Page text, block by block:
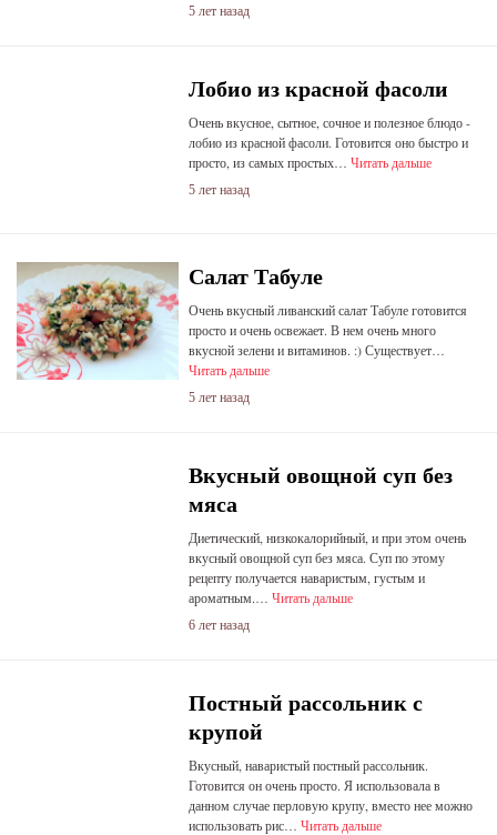
5 лет назад
Лобио из красной фасоли
Очень вкусное, сытное, сочное и полезное блюдо -
лобио из красной фасоли. Готовится оно быстро и
просто, из самых простых… Читать дальше
5 лет назад
Салат Табуле
Очень вкусный ливанский салат Табуле готовится
просто и очень освежает. В нем очень много
вкусной зелени и витаминов. :) Существует…
Читать дальше
5 лет назад
Вкусный овощной суп без
мяса
Диетический, низкокалорийный, и при этом очень
вкусный овощной суп без мяса. Суп по этому
рецепту получается наваристым, густым и
ароматным.… Читать дальше
6 лет назад
Постный рассольник с
крупой
Вкусный, наваристый постный рассольник.
Готовится он очень просто. Я использовала в
данном случае перловую крупу, вместо нее можно
использовать рис… Читать дальше